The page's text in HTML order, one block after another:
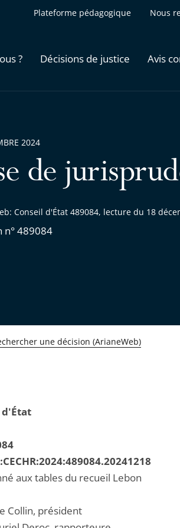
Plateforme pédagogique Nous
? Décisions de justice Avis
de
Conseil d'État 489084, lecture du 18
n° 489084
2024
une décision (ArianeWeb)
d'État
aux tables du recueil Lebon
Collin, président